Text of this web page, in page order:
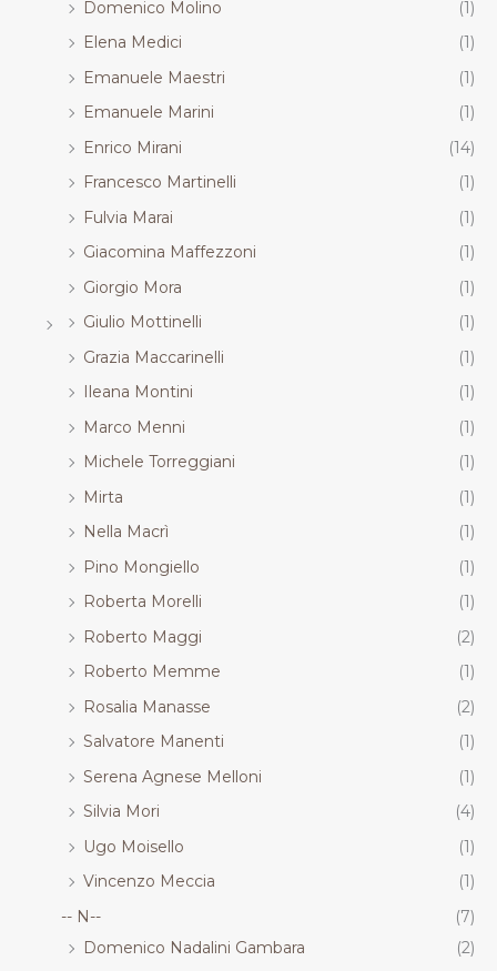
Domenico Molino
(1)
Elena Medici
(1)
Emanuele Maestri
(1)
Emanuele Marini
(1)
Enrico Mirani
(14)
Francesco Martinelli
(1)
Fulvia Marai
(1)
Giacomina Maffezzoni
(1)
Giorgio Mora
(1)
Giulio Mottinelli
(1)
Grazia Maccarinelli
(1)
Ileana Montini
(1)
Marco Menni
(1)
Michele Torreggiani
(1)
Mirta
(1)
Nella Macrì
(1)
Pino Mongiello
(1)
Roberta Morelli
(1)
Roberto Maggi
(2)
Roberto Memme
(1)
Rosalia Manasse
(2)
Salvatore Manenti
(1)
Serena Agnese Melloni
(1)
Silvia Mori
(4)
Ugo Moisello
(1)
Vincenzo Meccia
(1)
-- N--
(7)
Domenico Nadalini Gambara
(2)